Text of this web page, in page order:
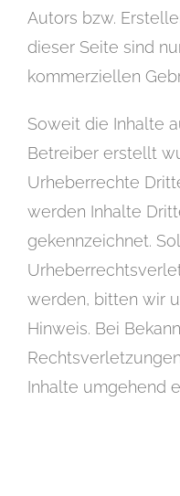
Autors bzw.
dieser Seite sind
kommerziellen
Soweit die Inhalte
Betreiber erstellt
Urheberrechte
werden Inhalte
gekennzeichnet.
werden, bitten wir
Hinweis. Bei
Inhalte umgehend